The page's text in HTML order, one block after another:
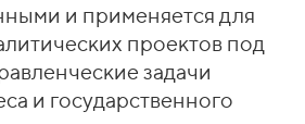
и применяется для
проектов под
задачи
и государственного